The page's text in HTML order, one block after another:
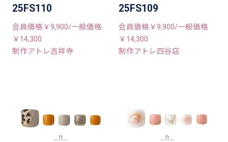
25FS110
会員価格￥9,900/一般価格
￥14,300
制作アトレ吉祥寺
25FS109
会員価格￥9,900/一般価格
￥14,300
制作アトレ四谷店